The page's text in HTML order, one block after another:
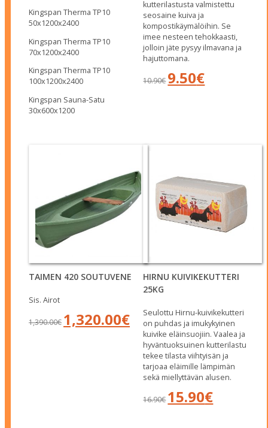
Kingspan Therma TP10
50x1200x2400
Kingspan Therma TP10
70x1200x2400
Kingspan Therma TP10
100x1200x2400
Kingspan Sauna-Satu
30x600x1200
kutterilastusta valmistettu
seosaine kuiva­ ja
kompostikäymälöihin. Se
imee nesteen tehokkaasti,
jolloin jäte pysyy ilmavana ja
hajuttomana.
10.90€
Alkuperäinen
hinta
9.50€Nykyinen
hinta
TAIMEN 420 SOUTUVENE
Sis. Airot
1,390.00€
Alkuperäinen
hinta
1,320.00€Nykyinen
hinta
1,320.00€.
HIRNU KUIVIKEKUTTERI
25KG
Seulottu Hirnu-kuivikekutteri
on puhdas ja imukykyinen
kuivike eläinsuojiin. Vaalea ja
hyväntuoksuinen kutterilastu
tekee tilasta viihtyisän ja
tarjoaa eläimille lämpimän
sekä miellyttävän alusen.
16.90€
Alkuperäinen
hinta
15.90€Nykyinen
hinta